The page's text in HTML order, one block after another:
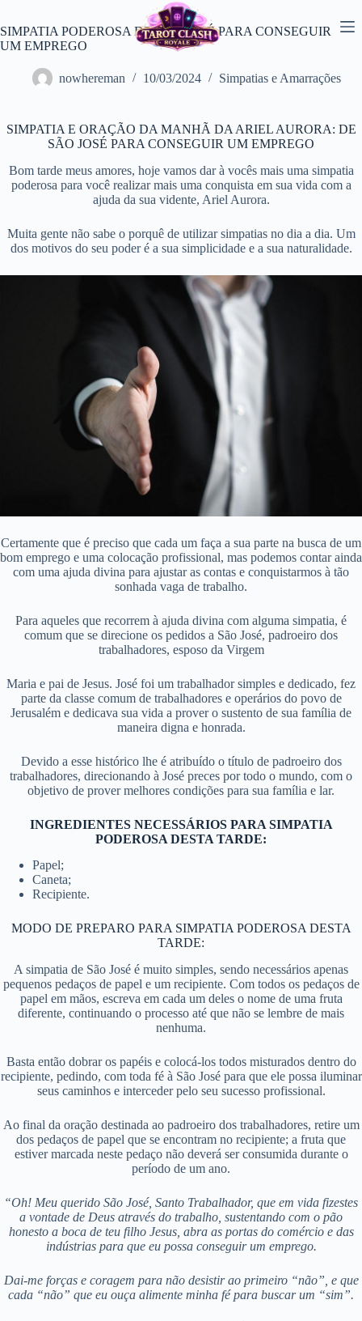
o
conteúdo
SIMPATIA PODEROSA DE SÃO JOSÉ PARA CONSEGUIR
UM EMPREGO
nowhereman 10/03/2024 Simpatias e Amarrações
SIMPATIA E ORAÇÃO DA MANHÃ DA ARIEL AURORA: DE
SÃO JOSÉ PARA CONSEGUIR UM EMPREGO
Bom tarde meus amores, hoje vamos dar à vocês mais uma simpatia
poderosa para você realizar mais uma conquista em sua vida com a
ajuda da sua vidente, Ariel Aurora.
Muita gente não sabe o porquê de utilizar simpatias no dia a dia. Um
dos motivos do seu poder é a sua simplicidade e a sua naturalidade.
Certamente que é preciso que cada um faça a sua parte na busca de um
bom emprego e uma colocação profissional, mas podemos contar ainda
com uma ajuda divina para ajustar as contas e conquistarmos à tão
sonhada vaga de trabalho.
Para aqueles que recorrem à ajuda divina com alguma simpatia, é
comum que se direcione os pedidos a São José, padroeiro dos
trabalhadores, esposo da Virgem
Maria e pai de Jesus. José foi um trabalhador simples e dedicado, fez
parte da classe comum de trabalhadores e operários do povo de
Jerusalém e dedicava sua vida a prover o sustento de sua família de
maneira digna e honrada.
Devido a esse histórico lhe é atribuído o título de padroeiro dos
trabalhadores, direcionando à José preces por todo o mundo, com o
objetivo de prover melhores condições para sua família e lar.
INGREDIENTES NECESSÁRIOS PARA SIMPATIA
PODEROSA DESTA TARDE:
Papel;
Caneta;
Recipiente.
MODO DE PREPARO PARA SIMPATIA PODEROSA DESTA
TARDE:
A simpatia de São José é muito simples, sendo necessários apenas
pequenos pedaços de papel e um recipiente. Com todos os pedaços de
papel em mãos, escreva em cada um deles o nome de uma fruta
diferente, continuando o processo até que não se lembre de mais
nenhuma.
Basta então dobrar os papéis e colocá-los todos misturados dentro do
recipiente, pedindo, com toda fé à São José para que ele possa iluminar
seus caminhos e interceder pelo seu sucesso profissional.
Ao final da oração destinada ao padroeiro dos trabalhadores, retire um
dos pedaços de papel que se encontram no recipiente; a fruta que
estiver marcada neste pedaço não deverá ser consumida durante o
período de um ano.
“Oh! Meu querido São José, Santo Trabalhador, que em vida fizestes
a vontade de Deus através do trabalho, sustentando com o pão
honesto a boca de teu filho Jesus, abra as portas do comércio e das
indústrias para que eu possa conseguir um emprego.
Dai-me forças e coragem para não desistir ao primeiro “não”, e que
cada “não” que eu ouça alimente minha fé para buscar um “sim”.